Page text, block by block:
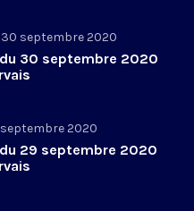
septembre 2020
30 septembre 2020
2020
29 septembre 2020